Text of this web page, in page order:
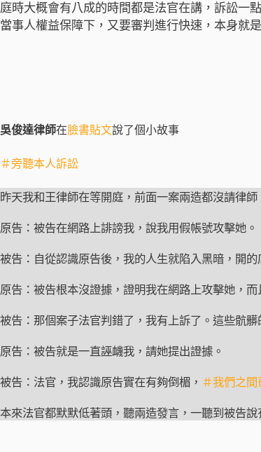
庭時大概會有八成的時間都是法官在講，訴訟一
當事人權益保障下，又要審判進行快速，本身就
吳俊達律師在臉書貼文說了個小故事
＃旁聽本人訴訟
昨天我和王律師在等開庭，前面一案兩造都沒請律師
原告：被告在網路上誹謗我，說我用假帳號攻擊她。
被告：自從認識原告後，我的人生就陷入黑暗，開
原告：被告根本沒證據，證明我在網路上攻擊她，
被告：那個案子法官判錯了，我有上訴了。這些骯髒
原告：被告就是一直誣衊我，請她提出證據。
被告：法官，我認識原告實在有夠倒楣， ＃我們之
本來法官都默默低著頭，聽兩造發言，一聽到被告